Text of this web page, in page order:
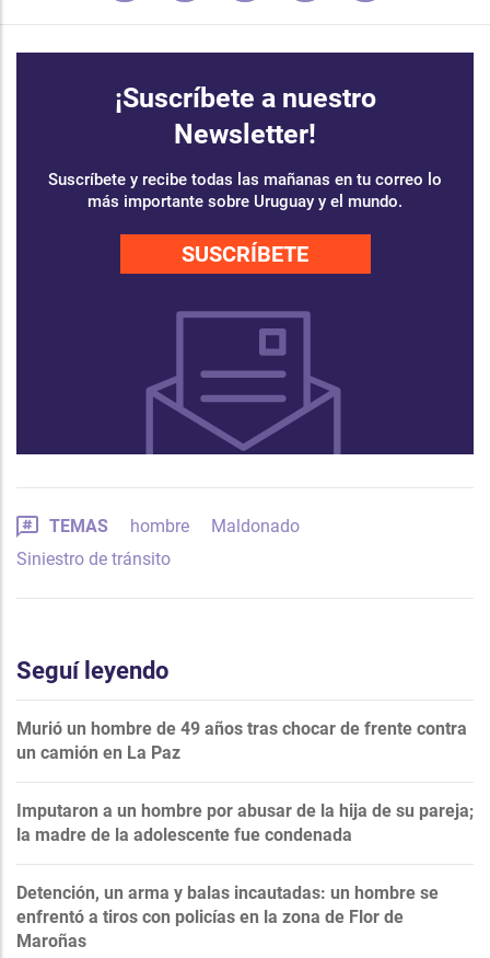
¡Suscríbete a nuestro
Newsletter!
Suscríbete y recibe todas las mañanas en tu correo lo
más importante sobre Uruguay y el mundo.
SUSCRÍBETE
TEMAS hombre
Maldonado
Siniestro de tránsito
Seguí leyendo
Murió un hombre de 49 años tras chocar de frente contra
un camión en La Paz
Imputaron a un hombre por abusar de la hija de su pareja;
la madre de la adolescente fue condenada
Detención, un arma y balas incautadas: un hombre se
enfrentó a tiros con policías en la zona de Flor de
Maroñas